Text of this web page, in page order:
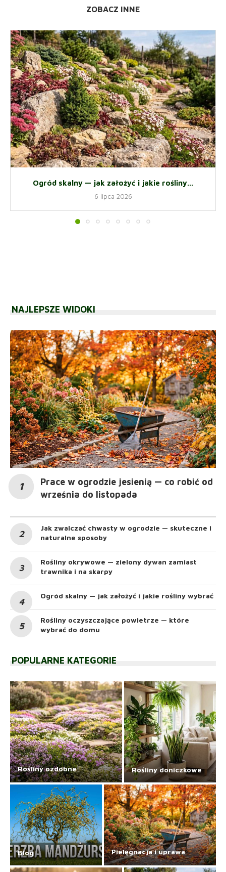
ZOBACZ INNE
Ogród skalny — jak założyć i jakie rośliny...
6 lipca 2026
NAJLEPSZE WIDOKI
Prace w ogrodzie jesienią — co robić od
września do listopada
Jak zwalczać chwasty w ogrodzie — skuteczne i
naturalne sposoby
Rośliny okrywowe — zielony dywan zamiast
trawnika i na skarpy
Ogród skalny — jak założyć i jakie rośliny wybrać
Rośliny oczyszczające powietrze — które
wybrać do domu
POPULARNE KATEGORIE
Rośliny ozdobne Rośliny doniczkowe
Blog Pielęgnacja i uprawa